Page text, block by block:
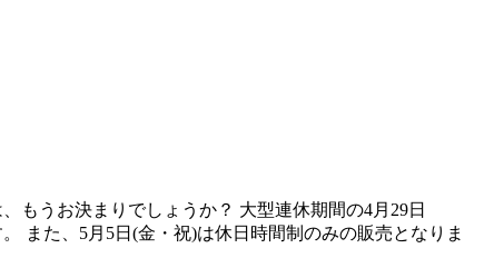
もうお決まりでしょうか？ 大型連休期間の4月29日
また、5月5日(金・祝)は休日時間制のみの販売となりま